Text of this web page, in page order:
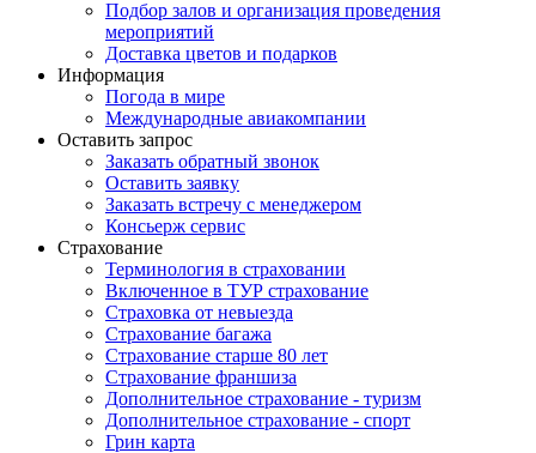
Подбор залов и организация проведения
мероприятий
Доставка цветов и подарков
Информация
Погода в мире
Международные авиакомпании
Оставить запрос
Заказать обратный звонок
Оставить заявку
Заказать встречу с менеджером
Консьерж сервис
Страхование
Терминология в страховании
Включенное в ТУР страхование
Страховка от невыезда
Страхование багажа
Страхование старше 80 лет
Страхование франшиза
Дополнительное страхование - туризм
Дополнительное страхование - спорт
Грин карта